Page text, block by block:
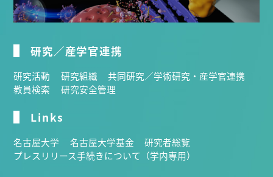
研究／産学官連携
研究活動 研究組織
共同研究／学術研究・産学官連携
教員検索
研究安全管理
Links
名古屋大学 名古屋大学基金
研究者総覧
プレスリリース手続きについて（学内専用）